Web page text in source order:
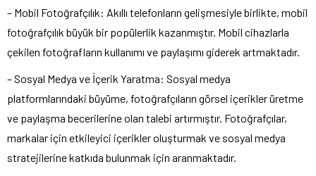
– Mobil Fotoğrafçılık: Akıllı telefonların gelişmesiyle birlikte, mobil
fotoğrafçılık büyük bir popülerlik kazanmıştır. Mobil cihazlarla
çekilen fotoğrafların kullanımı ve paylaşımı giderek artmaktadır.
– Sosyal Medya ve İçerik Yaratma: Sosyal medya
platformlarındaki büyüme, fotoğrafçıların görsel içerikler üretme
ve paylaşma becerilerine olan talebi artırmıştır. Fotoğrafçılar,
markalar için etkileyici içerikler oluşturmak ve sosyal medya
stratejilerine katkıda bulunmak için aranmaktadır.